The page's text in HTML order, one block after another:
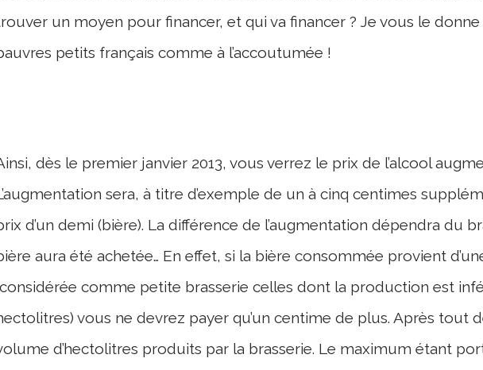
un moyen pour financer, et qui va financer ? Je vous le
petits français comme à l’accoutumée !
dès le premier janvier 2013, vous verrez le prix de l’alcool
sera, à titre d’exemple de un à cinq centimes
d’un demi (bière). La différence de l’augmentation dépendra du
aura été achetée… En effet, si la bière consommée provient
comme petite brasserie celles dont la production est
vous ne devrez payer qu’un centime de plus. Après tout
d’hectolitres produits par la brasserie. Le maximum étant